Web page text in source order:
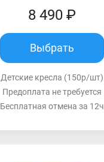
8 490 ₽
Выбрать
Детские кресла (150р/шт)
Предоплата не требуется
Бесплатная отмена за 12ч